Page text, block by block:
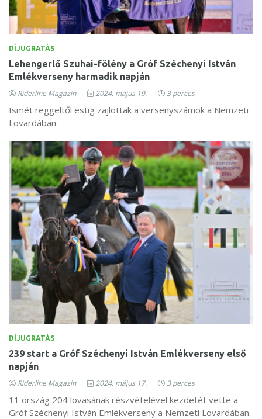
DÍJUGRATÁS
Lehengerlő Szuhai-fölény a Gróf Széchenyi István
Emlékverseny harmadik napján
Riderline Magazin 2024. május 19. 3 perces
Ismét reggeltől estig zajlottak a versenyszámok a Nemzeti
Lovardában.
DÍJUGRATÁS
239 start a Gróf Széchenyi István Emlékverseny első
napján
Riderline Magazin 2024. május 17. 3 perces
11 ország 204 lovasának részvételével kezdetét vette a
Gróf Széchenyi István Emlékverseny a Nemzeti Lovardában.